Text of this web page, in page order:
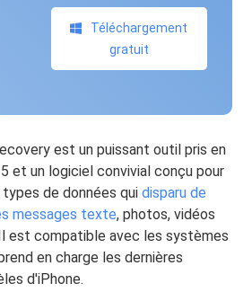
Téléchargement
gratuit
est un puissant outil pris en
et un logiciel convivial conçu pour
de données quidisparu de
messages texte, photos, vidéos
est compatible avec les systèmes
en charge les dernières
d'iPhone.